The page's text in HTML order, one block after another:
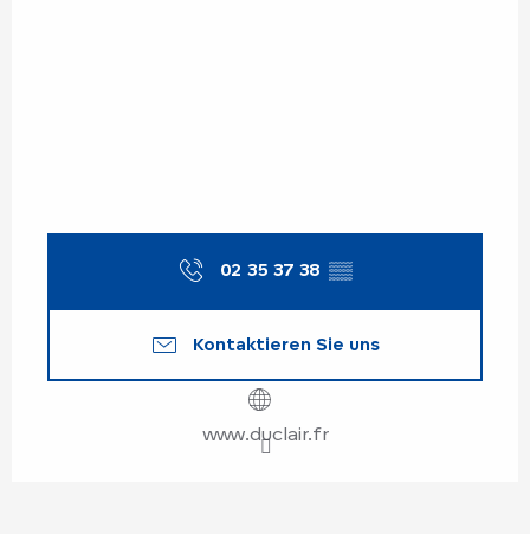
02 35 37 38 ▒▒
Kontaktieren Sie uns
www.duclair.fr